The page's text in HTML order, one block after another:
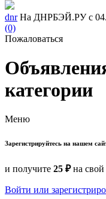
dnr На ДНРБЭЙ.РУ с
(0)
Пожаловаться
категории
Меню
Зарегистрируйтесь на нашем
и получите 25 ₽на свой
Войти или